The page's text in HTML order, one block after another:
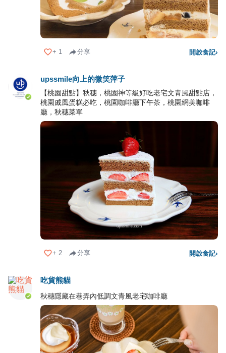
+ 1 分享 開啟食記›
upssmile向上的微笑萍子
【桃園甜點】秋穗，桃園神等級好吃老宅文青風甜點店，
桃園戚風蛋糕必吃，桃園咖啡廳下午茶，桃園網美咖啡
廳，秋穗菜單
+ 2 分享 開啟食記›
吃貨熊貓
秋穗隱藏在巷弄內低調文青風老宅咖啡廳